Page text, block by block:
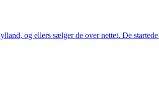
og ellers sælger de over nettet. De